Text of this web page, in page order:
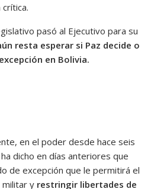
pasó al Ejecutivo para su
resta esperar si Paz decide o
en Bolivia.
en el poder desde hace seis
dicho en días anteriores que
de excepción que le permitirá el
y restringir libertades de